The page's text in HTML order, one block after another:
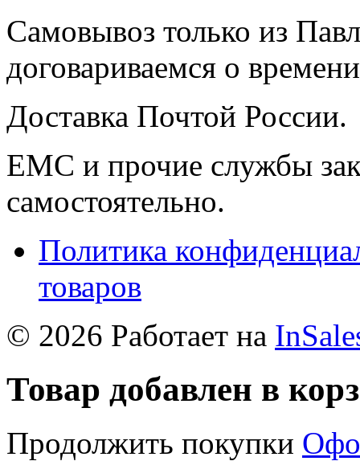
Самовывоз только из
договариваемся о
Доставка Почтой России.
ЕМС и прочие службы
самостоятельно.
Политика
товаров
© 2026 Работает на
Товар добавлен в
Продолжить покупки